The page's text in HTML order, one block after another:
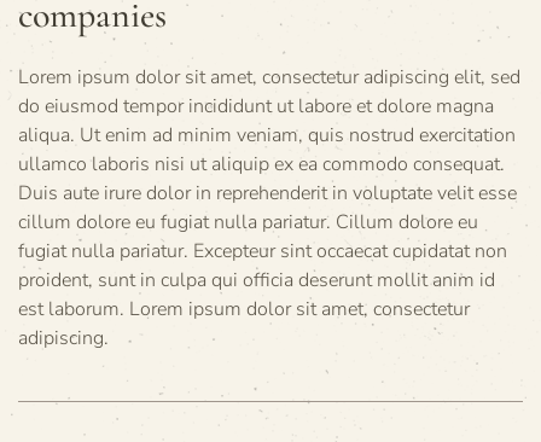
companies
Lorem ipsum dolor sit amet, consectetur adipiscing elit, sed
do eiusmod tempor incididunt ut labore et dolore magna
aliqua. Ut enim ad minim veniam, quis nostrud exercitation
ullamco laboris nisi ut aliquip ex ea commodo consequat.
Duis aute irure dolor in reprehenderit in voluptate velit esse
cillum dolore eu fugiat nulla pariatur. Cillum dolore eu
fugiat nulla pariatur. Excepteur sint occaecat cupidatat non
proident, sunt in culpa qui officia deserunt mollit anim id
est laborum. Lorem ipsum dolor sit amet, consectetur
adipiscing.